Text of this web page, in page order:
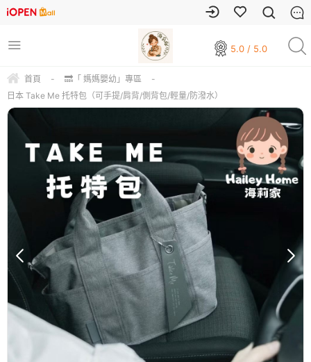
5.0 / 5.0
首頁 - 🔜「 媽媽嬰幼」專區
-
日本 Take Me 托特包（可手提/肩背/側背包/輕量/防潑水）